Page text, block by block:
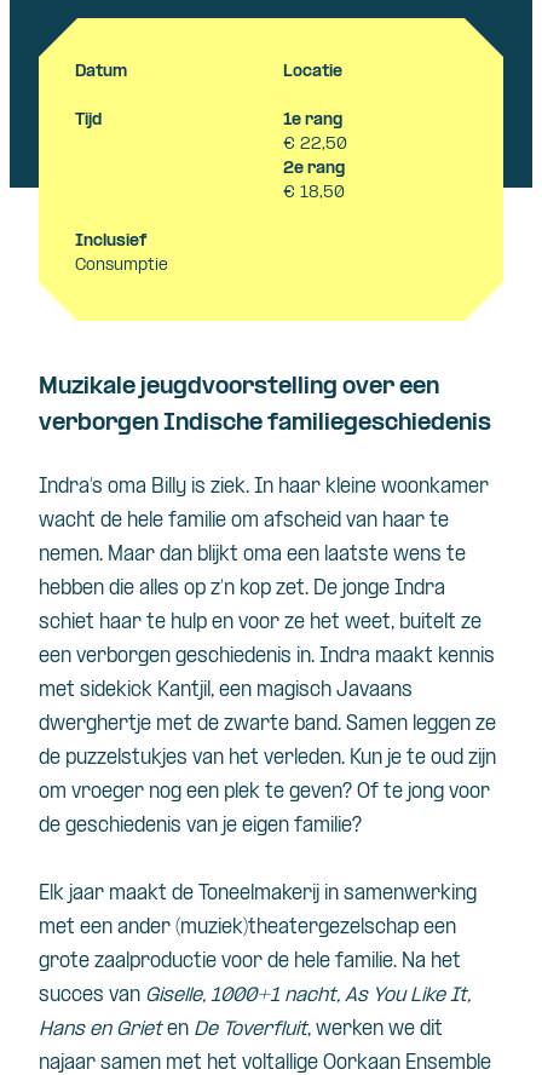
Datum Locatie
Tijd
1e rang
€ 22,50
2e rang
€ 18,50
Inclusief
Consumptie
Muzikale jeugdvoorstelling over een
verborgen Indische familiegeschiedenis
Indra’s oma Billy is ziek. In haar kleine woonkamer
wacht de hele familie om afscheid van haar te
nemen. Maar dan blijkt oma een laatste wens te
hebben die alles op z’n kop zet. De jonge Indra
schiet haar te hulp en voor ze het weet, buitelt ze
een verborgen geschiedenis in. Indra maakt kennis
met sidekick Kantjil, een magisch Javaans
dwerghertje met de zwarte band. Samen leggen ze
de puzzelstukjes van het verleden. Kun je te oud zijn
om vroeger nog een plek te geven? Of te jong voor
de geschiedenis van je eigen familie?
Elk jaar maakt de Toneelmakerij in samenwerking
met een ander (muziek)theatergezelschap een
grote zaalproductie voor de hele familie. Na het
succes van Giselle, 1000+1 nacht, As You Like It,
Hans en Grieten De Toverfluit, werken we dit
najaar samen met het voltallige Oorkaan Ensemble